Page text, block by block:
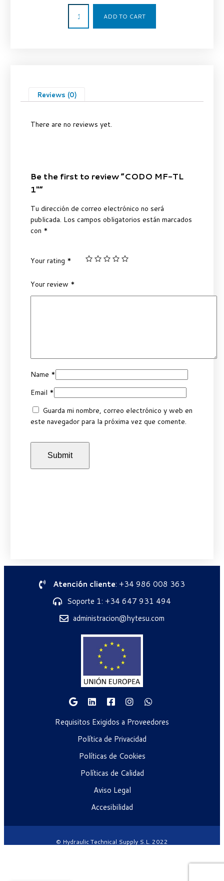
ADD TO CART
Reviews (0)
There are no reviews yet.
Be the first to review “CODO MF-TL
1″”
Tu dirección de correo electrónico no será
publicada. Los campos obligatorios están marcados
con *
Your rating *
Your review *
Name *
Email *
Guarda mi nombre, correo electrónico y web en
este navegador para la próxima vez que comente.
Atención cliente: +34 986 008 363
Soporte 1: +34 647 931 494
administracion@hytesu.com
Requisitos Exigidos a Proveedores
Política de Privacidad
Políticas de Cookies
Políticas de Calidad
Aviso Legal
Accesibilidad
© Hydraulic Technical Supply S.L. 2022